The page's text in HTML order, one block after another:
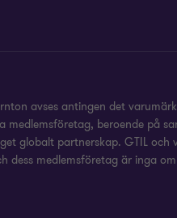
avses antingen det
beroende på
globalt partnerskap. GTIL
dess medlemsföretag är inga